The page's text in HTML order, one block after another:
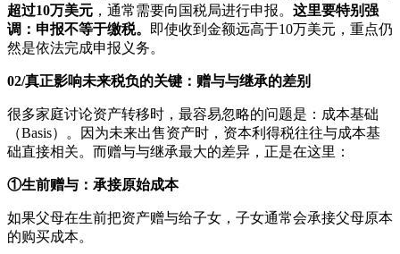
超过10万美元 ，通常需要向国税局进行申报。 这里要特别强
调：申报不等于缴税。
即使收到金额远高于10万美元，重点仍
然是依法完成申报义务。
02/真正影响未来税负的关键：赠与与继承的差别
很多家庭讨论资产转移时，最容易忽略的问题是：成本基础
（Basis）。因为未来出售资产时，资本利得税往往与成本基
础直接相关。而赠与与继承最大的差异，正是在这里：
①生前赠与：承接原始成本
如果父母在生前把资产赠与给子女，子女通常会承接父母原本
的购买成本。